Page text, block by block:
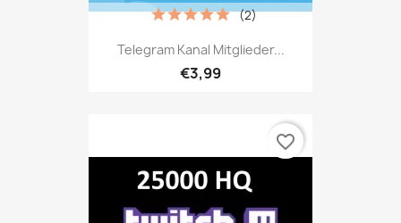
Telegram Kanal Mitglieder...
€3,99
(2)
favorite_border